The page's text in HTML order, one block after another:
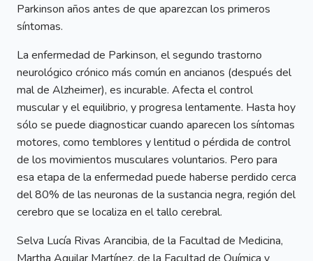
Parkinson años antes de que aparezcan los primeros
síntomas.
La enfermedad de Parkinson, el segundo trastorno
neurológico crónico más común en ancianos (después del
mal de Alzheimer), es incurable. Afecta el control
muscular y el equilibrio, y progresa lentamente. Hasta hoy
sólo se puede diagnosticar cuando aparecen los síntomas
motores, como temblores y lentitud o pérdida de control
de los movimientos musculares voluntarios. Pero para
esa etapa de la enfermedad puede haberse perdido cerca
del 80% de las neuronas de la sustancia negra, región del
cerebro que se localiza en el tallo cerebral.
Selva Lucía Rivas Arancibia, de la Facultad de Medicina,